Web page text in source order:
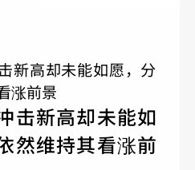
击新高却未能如
然维持其看涨前